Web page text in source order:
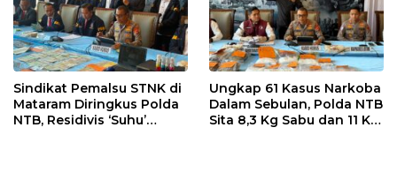
Sindikat Pemalsu STNK di
Mataram Diringkus Polda
NTB, Residivis ‘Suhu’
Ungkap 61 Kasus Narkoba
Dalam Sebulan, Polda NTB
Sita 8,3 Kg Sabu dan 11 Kg